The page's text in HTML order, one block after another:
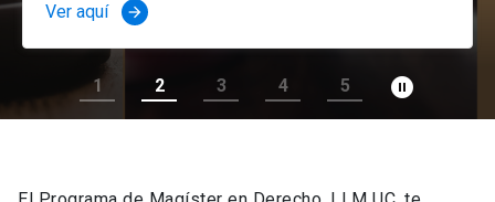
Ver aquí arrow_forward
1 2 3 4 5 pause_circle_filled